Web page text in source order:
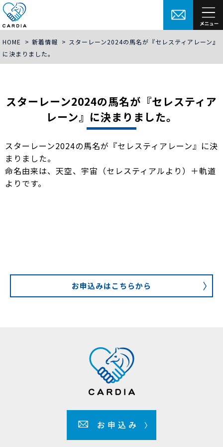
HOME > 新着情報 > スターレーン2024の馬名が『セレスティアレーン』
に決まりました。
スターレーン2024の馬名が『セレスティア
レーン』に決まりました。
スターレーン2024の馬名が『セレスティアレーン』に決
まりました。
命名由来は、天空、宇宙（セレスティアルより）＋軌道
よりです。
お申込みはこちらから